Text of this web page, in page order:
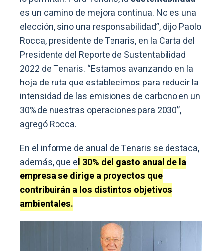
es un camino de mejora continua. No es una
elección, sino una responsabilidad”, dijo Paolo
Rocca, presidente de Tenaris, en la Carta del
Presidente del Reporte de Sustentabilidad
2022 de Tenaris. “Estamos avanzando en la
hoja de ruta que establecimos para reducir la
intensidad de las emisiones de carbono en un
30% de nuestras operaciones para 2030”,
agregó Rocca.
En el informe de anual de Tenaris se destaca,
además, que el 30% del gasto anual de la
empresa se dirige a proyectos que
contribuirán a los distintos objetivos
ambientales.